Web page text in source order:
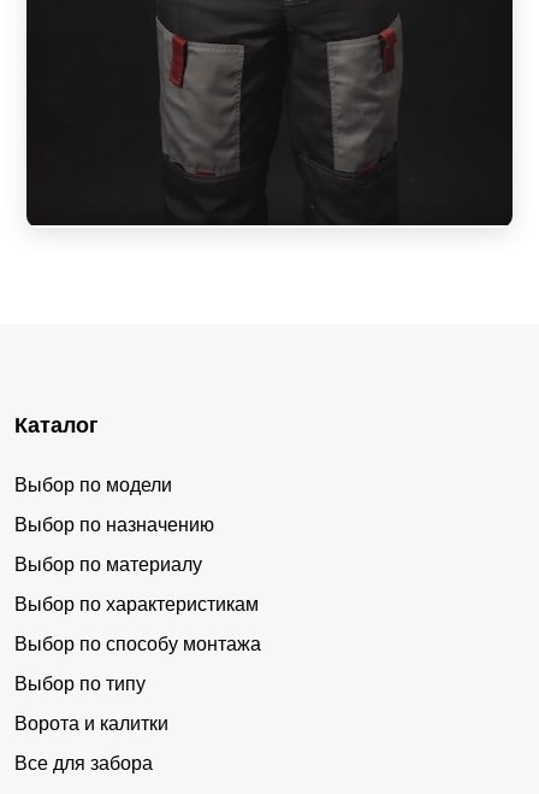
Каталог
Выбор по модели
Выбор по назначению
Выбор по материалу
Выбор по характеристикам
Выбор по способу монтажа
Выбор по типу
Ворота и калитки
Все для забора